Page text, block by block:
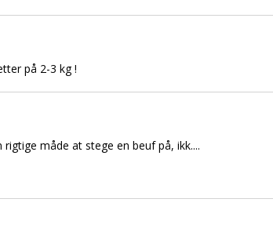
på 2-3 kg !
måde at stege en beuf på, ikk....